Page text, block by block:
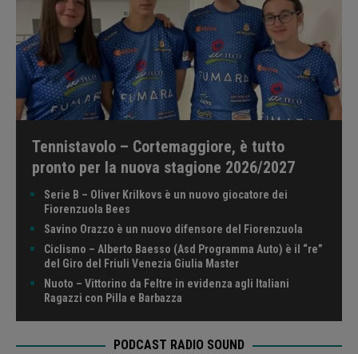
Tennistavolo – Cortemaggiore, è tutto
pronto per la nuova stagione 2026/2027
Serie B – Oliver Krilkovs è un nuovo giocatore dei
Fiorenzuola Bees
Savino Orazzo è un nuovo difensore del Fiorenzuola
Ciclismo – Alberto Baesso (Asd Programma Auto) è il “re”
del Giro del Friuli Venezia Giulia Master
Nuoto – Vittorino da Feltre in evidenza agli Italiani
Ragazzi con Pilla e Barbazza
PODCAST RADIO SOUND